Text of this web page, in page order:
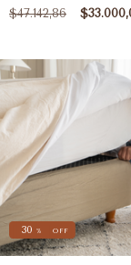
$47.142,86
30 % OFF